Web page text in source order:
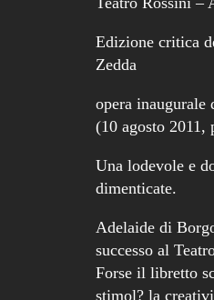
Edizione critica
Zedda
opera
(10 agosto 2011,
Una lodevole e
dimenticate.
Adelaide di
successo al
Forse il libretto
stimol? la